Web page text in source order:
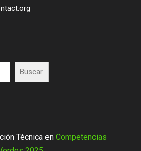
Buscar
Técnica en Competencias